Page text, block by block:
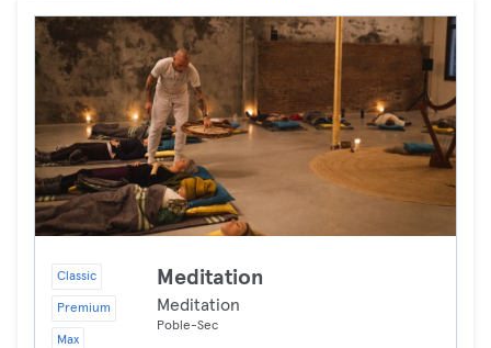
Classic
Premium
Max
Meditation
Meditation
Poble-Sec